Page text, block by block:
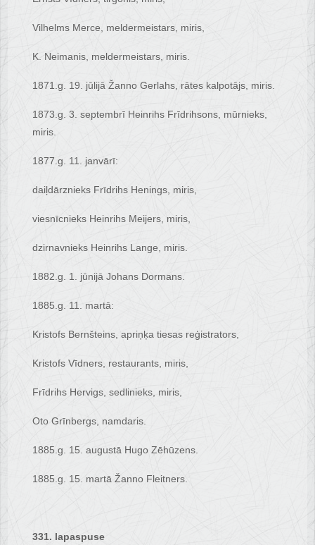
Vilhelms Merce, meldermeistars, miris,
K. Neimanis, meldermeistars, miris.
1871.g. 19. jūlijā Žanno Gerlahs, rātes kalpotājs, miris.
1873.g. 3. septembrī Heinrihs Frīdrihsons, mūrnieks,
miris.
1877.g. 11. janvārī:
daiļdārznieks Frīdrihs Henings, miris,
viesnīcnieks Heinrihs Meijers, miris,
dzirnavnieks Heinrihs Lange, miris.
1882.g. 1. jūnijā Johans Dormans.
1885.g. 11. martā:
Kristofs Bernšteins, apriņķa tiesas reģistrators,
Kristofs Vīdners, restaurants, miris,
Frīdrihs Hervigs, sedlinieks, miris,
Oto Grīnbergs, namdaris.
1885.g. 15. augustā Hugo Zēhūzens.
1885.g. 15. martā Žanno Fleitners.
331. lapaspuse